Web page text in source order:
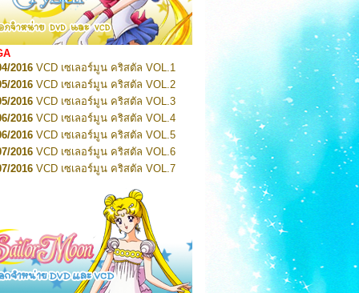
1
Pretty Guardian Sailor Moon Eternal
2
Pretty Guardian Sailor Moon Eternal
3
Pretty Guardian Sailor Moon Eternal
4
Pretty Guardian Sailor Moon Eternal
5
Pretty Guardian Sailor Moon Eternal
6
Pretty Guardian Sailor Moon Eternal
7
Pretty Guardian Sailor Moon Eternal
Pretty Guardian Sailor Moon Eternal
Pretty Guardian Sailor Moon Eternal
10
2026Code Name: Sailor V 1
2026Code Name: Sailor V 2
2016 VCD เซเลอร์มูน คริสตัล VOL.1
2016 VCD เซเลอร์มูน คริสตัล VOL.2
2016 VCD เซเลอร์มูน คริสตัล VOL.3
2016 VCD เซเลอร์มูน คริสตัล VOL.4
2016 VCD เซเลอร์มูน คริสตัล VOL.5
2016 VCD เซเลอร์มูน คริสตัล VOL.6
2016 VCD เซเลอร์มูน คริสตัล VOL.7
VCD เซเลอร์มูน คริสตัล VOL.9
VCD เซเลอร์มูน คริสตัล VOL.10
2016
VCD เซเลอร์มูน คริสตัล VOL.11
2016VCD เซเลอร์มูน คริสตัล VOL.12
2016VCD เซเลอร์มูน คริสตัล VOL.13
2016 DVD เซเลอร์มูน คริสตัล VOL.1